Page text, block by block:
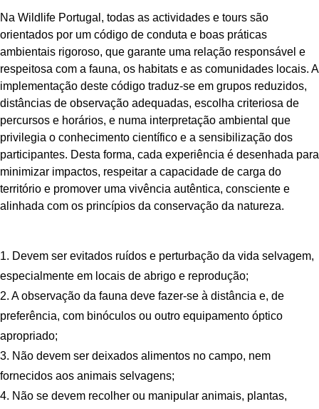
Na Wildlife Portugal, todas as actividades e tours são
orientados por um código de conduta e boas práticas
ambientais rigoroso, que garante uma relação responsável e
respeitosa com a fauna, os habitats e as comunidades locais. A
implementação deste código traduz-se em grupos reduzidos,
distâncias de observação adequadas, escolha criteriosa de
percursos e horários, e numa interpretação ambiental que
privilegia o conhecimento científico e a sensibilização dos
participantes. Desta forma, cada experiência é desenhada para
minimizar impactos, respeitar a capacidade de carga do
território e promover uma vivência autêntica, consciente e
alinhada com os princípios da conservação da natureza.
1. Devem ser evitados ruídos e perturbação da vida selvagem,
especialmente em locais de abrigo e reprodução;
2. A observação da fauna deve fazer-se à distância e, de
preferência, com binóculos ou outro equipamento óptico
apropriado;
3. Não devem ser deixados alimentos no campo, nem
fornecidos aos animais selvagens;
4. Não se devem recolher ou manipular animais, plantas,